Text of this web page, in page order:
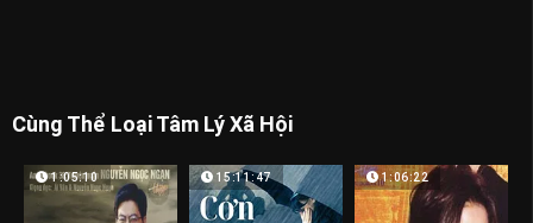
Cùng Thể Loại Tâm Lý Xã Hội
1:05:10 15:11:47 1:06:22